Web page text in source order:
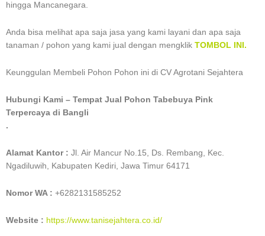
hingga Mancanegara.
Anda bisa melihat apa saja jasa yang kami layani dan apa saja
tanaman / pohon yang kami jual dengan mengklik TOMBOL INI.
Keunggulan Membeli Pohon Pohon ini di CV Agrotani Sejahtera
Hubungi Kami – Tempat Jual Pohon Tabebuya Pink
Terpercaya di Bangli
.
Alamat Kantor : Jl. Air Mancur No.15, Ds. Rembang, Kec.
Ngadiluwih, Kabupaten Kediri, Jawa Timur 64171
Nomor WA : +6282131585252
Website : https://www.tanisejahtera.co.id/